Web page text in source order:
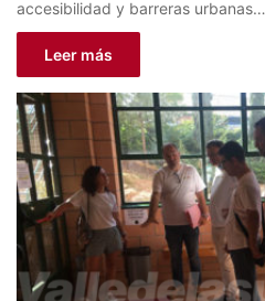
accesibilidad y barreras urbanas…
Leer más